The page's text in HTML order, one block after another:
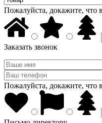
Пожалуйста, докажите, что
Заказать звонок
Пожалуйста, докажите, что